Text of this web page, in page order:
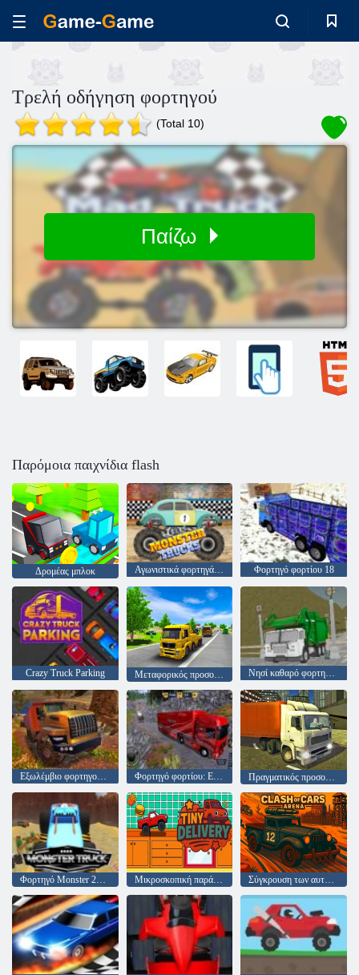
Τρελή οδήγηση φορτηγού
(Total 10)
Παίζω
Παρόμοια παιχνίδια flash
Δρομέας μπλοκ Αγωνιστικά φορτηγά τέρας Φορτηγό φορτίου 18
Crazy Truck Parking Μεταφορικός προσομοιωτής μεταφοράς Νησί καθαρό φορτηγό σκουπίδια Sim
Εξωλέμβιο φορτηγού προσομοιωτή Hill Climb Φορτηγό φορτίου: Euro American Tour Πραγματικός προσομοιωτής φορτηγών πόλης
Φορτηγό Monster 2020 Μικροσκοπική παράδοση Σύγκρουση των αυτοκινήτων αρένα